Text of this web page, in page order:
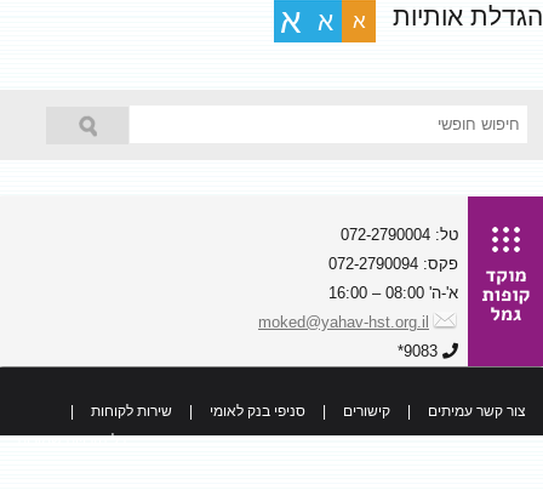
הגדלת אותיות א א א
טל: 072-2790004
פקס: 072-2790094
א'-ה' 08:00 – 16:00
moked@yahav-hst.org.il
9083*
צור קשר עמיתים קישורים סניפי בנק לאומי שירות לקוחות
כל הזכויות שמורות